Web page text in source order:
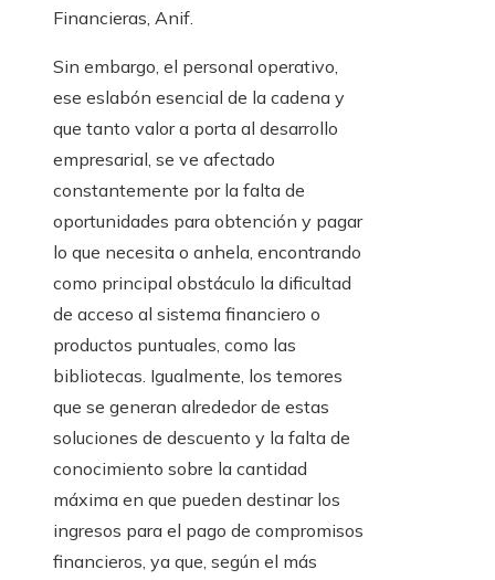
Financieras, Anif.
Sin embargo, el personal operativo,
ese eslabón esencial de la cadena y
que tanto valor a porta al desarrollo
empresarial, se ve afectado
constantemente por la falta de
oportunidades para obtención y pagar
lo que necesita o anhela, encontrando
como principal obstáculo la dificultad
de acceso al sistema financiero o
productos puntuales, como las
bibliotecas. Igualmente, los temores
que se generan alrededor de estas
soluciones de descuento y la falta de
conocimiento sobre la cantidad
máxima en que pueden destinar los
ingresos para el pago de compromisos
financieros, ya que, según el más